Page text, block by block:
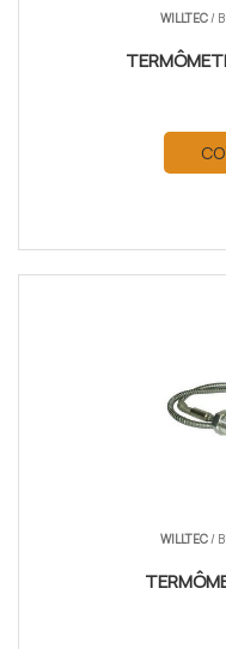
WILLTEC/
WILLTEC/